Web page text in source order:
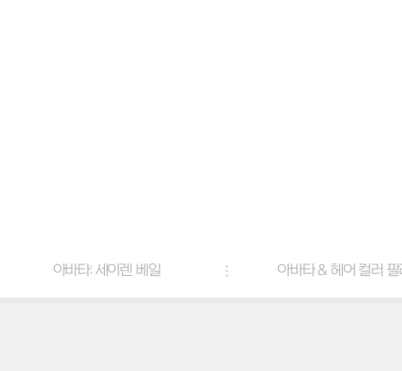
아바타: 세이렌 베일 아바타 & 헤어 컬러 팔레트